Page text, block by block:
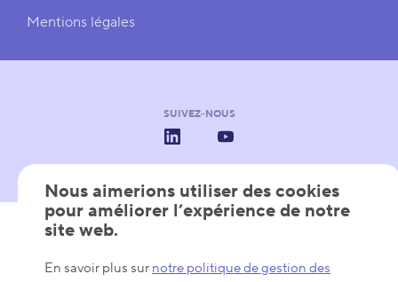
Mentions légales
SUIVEZ-NOUS
LinkedInYouTube
AVEC LE SOUTIEN DE
Les Pôles de Compétitivité
Wallonie
Nous aimerions utiliser des cookies
pour améliorer l’expérience de notre
site web.
En savoir plus sur notre politique de gestion des